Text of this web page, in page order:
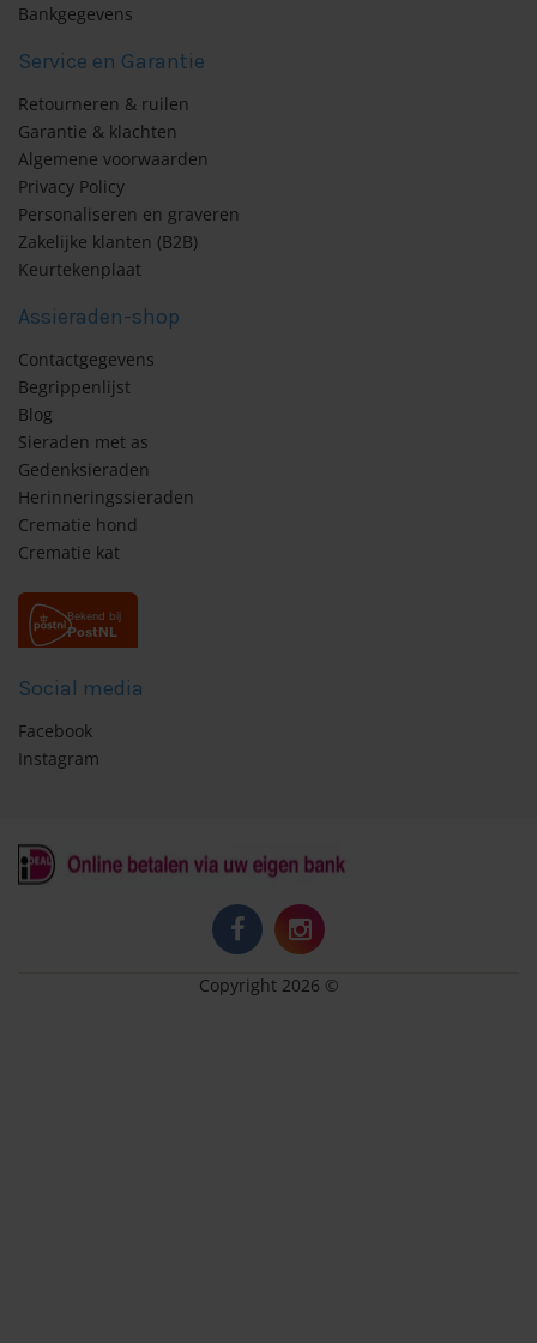
Bankgegevens
Service en Garantie
Retourneren & ruilen
Garantie & klachten
Algemene voorwaarden
Privacy Policy
Personaliseren en graveren
Zakelijke klanten (B2B)
Keurtekenplaat
Assieraden-shop
Contactgegevens
Begrippenlijst
Blog
Sieraden met as
Gedenksieraden
Herinneringssieraden
Crematie hond
Crematie kat
Social media
Facebook
Instagram
Copyright 2026 ©